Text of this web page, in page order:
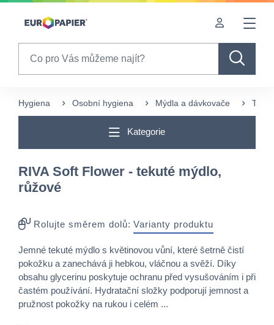
Table Of Content
Hygiena Osobní hygiena Mýdla a dávkovače
Kategorie
RIVA Soft Flower - tekuté mýdlo,
růžové
Rolujte směrem dolů: Varianty produktu
Jemné tekuté mýdlo s květinovou vůní, které šetrně čistí
pokožku a zanechává ji hebkou, vláčnou a svěží. Díky
obsahu glycerinu poskytuje ochranu před vysušováním i při
častém používání. Hydratační složky podporují jemnost a
pružnost pokožky na rukou i celém ...